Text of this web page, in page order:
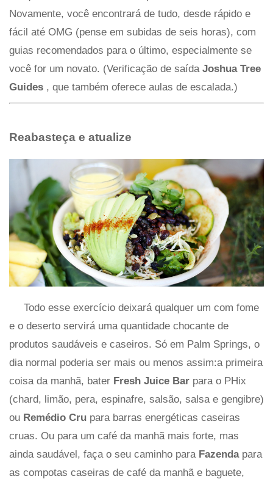
Novamente, você encontrará de tudo, desde rápido e
fácil até OMG (pense em subidas de seis horas), com
guias recomendados para o último, especialmente se
você for um novato. (Verificação de saída Joshua Tree
Guides , que também oferece aulas de escalada.)
Reabasteça e atualize
Todo esse exercício deixará qualquer um com fome
e o deserto servirá uma quantidade chocante de
produtos saudáveis ​​e caseiros. Só em Palm Springs, o
dia normal poderia ser mais ou menos assim:a primeira
coisa da manhã, bater Fresh Juice Bar para o PHix
(chard, limão, pera, espinafre, salsão, salsa e gengibre)
ou Remédio Cru para barras energéticas caseiras
cruas. Ou para um café da manhã mais forte, mas
ainda saudável, faça o seu caminho para Fazenda para
as compotas caseiras de café da manhã e baguete,